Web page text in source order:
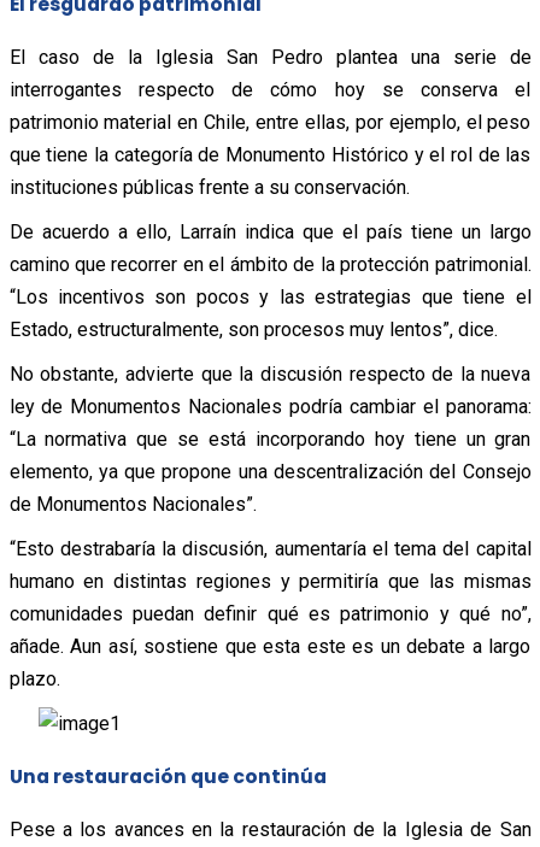
El caso de la Iglesia San Pedro plantea una serie de
interrogantes respecto de cómo hoy se conserva el
patrimonio material en Chile, entre ellas, por ejemplo, el peso
que tiene la categoría de Monumento Histórico y el rol de las
instituciones públicas frente a su conservación.
De acuerdo a ello, Larraín indica que el país tiene un largo
camino que recorrer en el ámbito de la protección patrimonial.
“Los incentivos son pocos y las estrategias que tiene el
Estado, estructuralmente, son procesos muy lentos”, dice.
No obstante, advierte que la discusión respecto de la nueva
ley de Monumentos Nacionales podría cambiar el panorama:
“La normativa que se está incorporando hoy tiene un gran
elemento, ya que propone una descentralización del Consejo
de Monumentos Nacionales”.
“Esto destrabaría la discusión, aumentaría el tema del capital
humano en distintas regiones y permitiría que las mismas
comunidades puedan definir qué es patrimonio y qué no”,
añade. Aun así, sostiene que esta este es un debate a largo
plazo.
Una restauración que continúa
Pese a los avances en la restauración de la Iglesia de San